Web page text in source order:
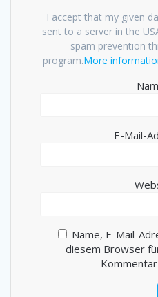
I accept that my given
sent to a server in the
spam prevention
program.More
E-Mail-
Name, E-Mail-
diesem Browser